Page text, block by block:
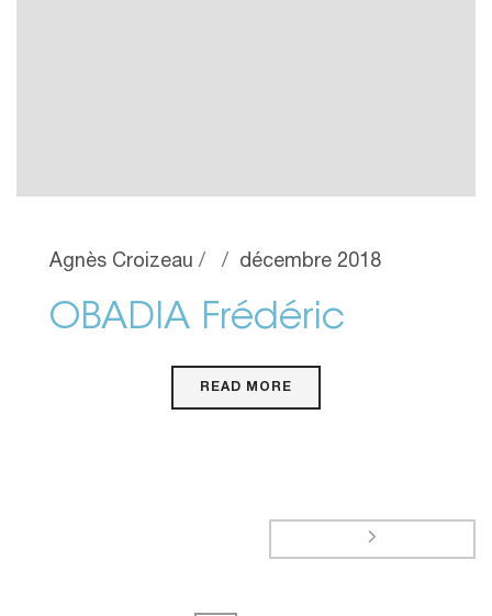
Agnès Croizeau décembre 2018
OBADIA Frédéric
READ MORE